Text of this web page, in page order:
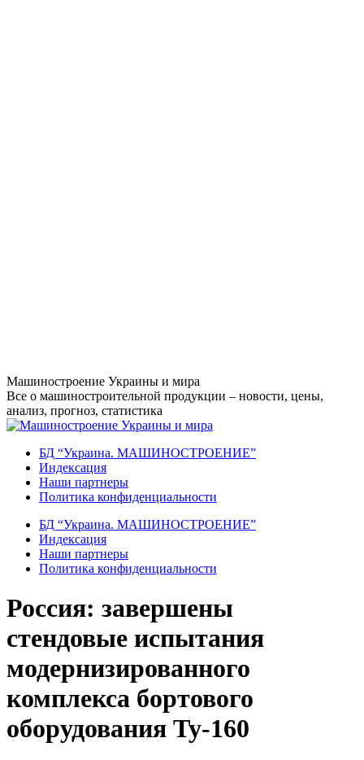
Перейти
к
содержанию
Машиностроение Украины и мира
Все о машиностроительной продукции – новости, цены,
анализ, прогноз, статистика
БД “Украина. МАШИНОСТРОЕНИЕ”
Индекcация
Наши партнеры
Политика конфиденциальности
БД “Украина. МАШИНОСТРОЕНИЕ”
Индекcация
Наши партнеры
Политика конфиденциальности
Россия: завершены
стендовые испытания
модернизированного
комплекса бортового
оборудования Ту-160